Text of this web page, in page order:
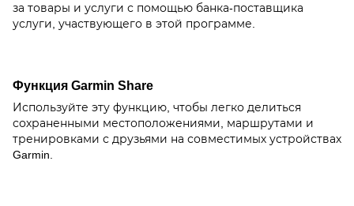
за товары и услуги с помощью банка-поставщика
услуги, участвующего в этой программе.
Функция Garmin Share
Используйте эту функцию, чтобы легко делиться
сохраненными местоположениями, маршрутами и
тренировками с друзьями на совместимых устройствах
Garmin.